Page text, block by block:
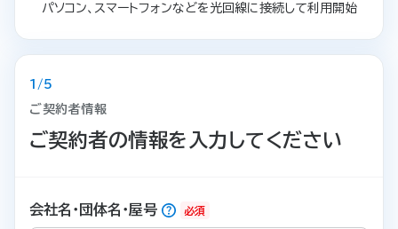
パソコン、スマートフォンなどを光回線に接続して利用開始
1 /5
ご契約者情報
ご契約者の情報を入力してください
会社名・団体名・屋号 必須